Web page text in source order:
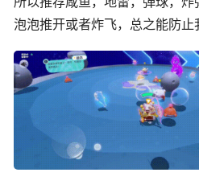
泡泡推开或者炸飞，总之能防止